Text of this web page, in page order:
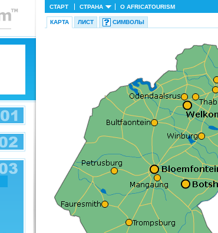
СТАРТ СТРАНА О AFRICATOURISM
КАРТА ЛИСТ СИМВОЛЫ